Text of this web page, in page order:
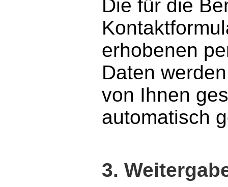
Die für die
erhobenen
Daten
von Ihnen
automatisch
3.